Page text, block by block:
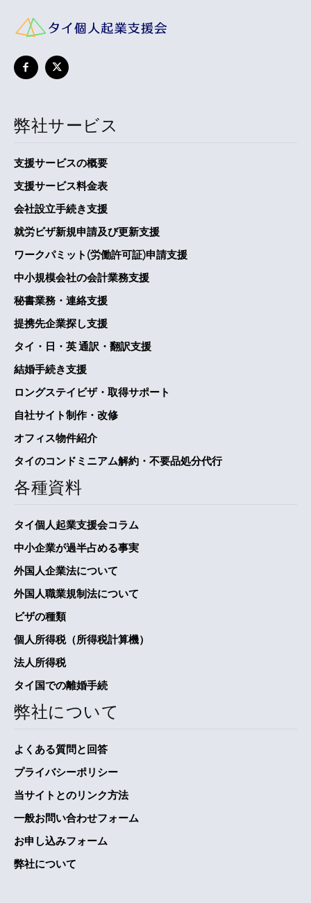
弊社サービス
支援サービスの概要
支援サービス料金表
会社設立手続き支援
就労ビザ新規申請及び更新支援
ワークパミット(労働許可証)申請支援
中小規模会社の会計業務支援
秘書業務・連絡支援
提携先企業探し支援
タイ・日・英 通訳・翻訳支援
結婚手続き支援
ロングステイビザ・取得サポート
自社サイト制作・改修
オフィス物件紹介
タイのコンドミニアム解約・不要品処分代行
各種資料
タイ個人起業支援会コラム
中小企業が過半占める事実
外国人企業法について
外国人職業規制法について
ビザの種類
個人所得税（所得税計算機）
法人所得税
タイ国での離婚手続
弊社について
よくある質問と回答
プライバシーポリシー
当サイトとのリンク方法
一般お問い合わせフォーム
お申し込みフォーム
弊社について